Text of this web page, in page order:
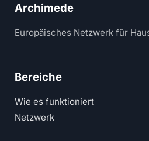
Archimede
Europäisches Netzwerk für
Bereiche
Wie es funktioniert
Netzwerk